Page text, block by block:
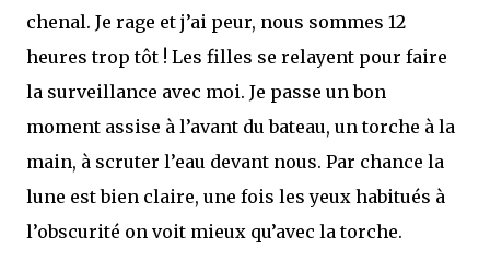
chenal. Je rage et j’ai peur, nous sommes 12
heures trop tôt ! Les filles se relayent pour faire
la surveillance avec moi. Je passe un bon
moment assise à l’avant du bateau, un torche à la
main, à scruter l’eau devant nous. Par chance la
lune est bien claire, une fois les yeux habitués à
l’obscurité on voit mieux qu’avec la torche.